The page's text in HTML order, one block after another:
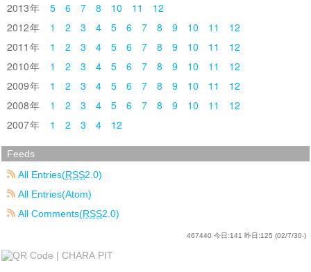
2013
5 6 7 8 10 11
12
2012
1 2 3 4 5 6 7 8 9 10 11
12
2011
1 2 3 4 5 6 7 8 9 10 11
12
2010
1 2 3 4 5 6 7 8 9 10 11
12
2009
1 2 3 4 5 6 7 8 9 10 11
12
2008
1 2 3 4 5 6 7 8 9 10 11
12
2007
1 2 3 4 12
Feeds
All Entries(RSS2.0)
All Entries(Atom)
All Comments(RSS2.0)
467440 今日:141 昨日:125 (02/7/30-)